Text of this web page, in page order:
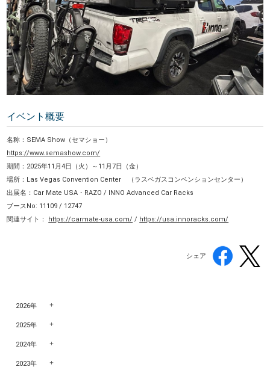
イベント概要
名称：SEMA Show（セマショー）
https://www.semashow.com/
期間：2025年11月4日（火）～11月7日（金）
場所：Las Vegas Convention Center （ラスベガスコンベンションセンター）
出展名：Car Mate USA・RAZO / INNO Advanced Car Racks
ブースNo: 11109 / 12747
関連サイト：
https://carmate-usa.com/ / https://usa.innoracks.com/
シェア
2026年
2025年
2024年
2023年